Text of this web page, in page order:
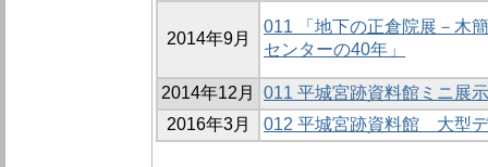
2014年9月
011 「地下の正倉院展－木
センターの40年」
2014年12月
011 平城宮跡資料館ミニ展
2016年3月
012 平城宮跡資料館 大型